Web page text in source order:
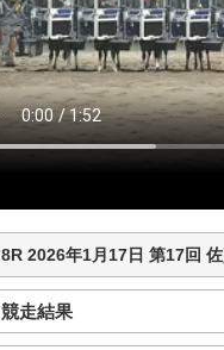
8R 2026年1月17日 第17回
競走結果